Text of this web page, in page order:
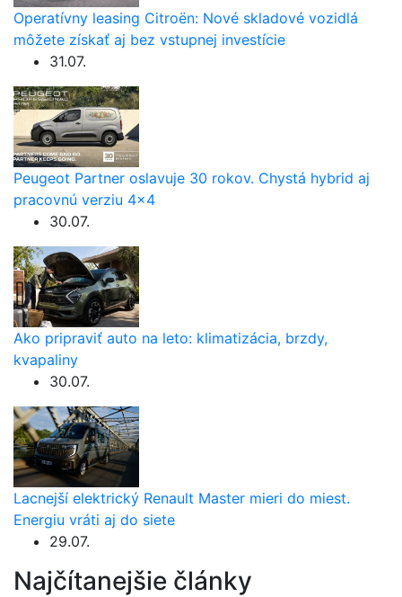
Operatívny leasing Citroën: Nové skladové vozidlá
môžete získať aj bez vstupnej investície
31.07.
Peugeot Partner oslavuje 30 rokov. Chystá hybrid aj
pracovnú verziu 4×4
30.07.
Ako pripraviť auto na leto: klimatizácia, brzdy,
kvapaliny
30.07.
Lacnejší elektrický Renault Master mieri do miest.
Energiu vráti aj do siete
29.07.
Najčítanejšie články